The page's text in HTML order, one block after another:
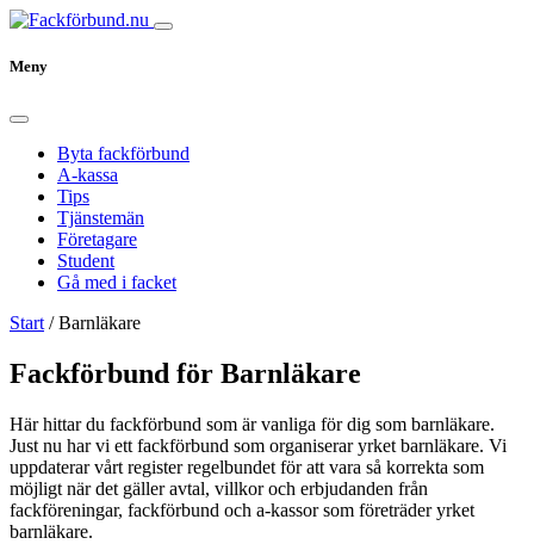
Meny
Byta fackförbund
A-kassa
Tips
Tjänstemän
Företagare
Student
Gå med i facket
Start /Barnläkare
Fackförbund för Barnläkare
Här hittar du fackförbund som är vanliga för dig som barnläkare.
Just nu har vi ett fackförbund som organiserar yrket barnläkare. Vi
uppdaterar vårt register regelbundet för att vara så korrekta som
möjligt när det gäller avtal, villkor och erbjudanden från
fackföreningar, fackförbund och a-kassor som företräder yrket
barnläkare.